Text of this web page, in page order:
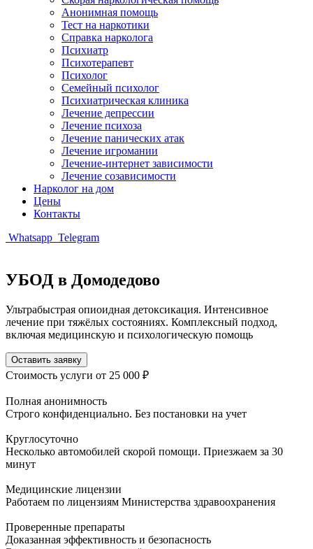
Анонимная помощь
Тест на наркотики
Справка нарколога
Психиатр
Психотерапевт
Психолог
Семейный психолог
Психиатрическая клиника
Лечение депрессии
Лечение психоза
Лечение панических атак
Лечение игромании
Лечение-интернет зависимости
Лечение созависимости
Нарколог на дом
Цены
Контакты
Whatsapp Telegram
УБОД в Домодедово
Ультрабыстрая опиоидная детоксикация. Интенсивное
лечение при тяжёлых состояниях. Комплексный подход,
включая медицинскую и психологическую помощь
Оставить заявку
Стоимость услуги от 25 000 ₽
Полная анонимность
Строго конфиденциально. Без постановки на учет
Круглосуточно
Несколько автомобилей скорой помощи. Приезжаем за 30
минут
Медицинские лицензии
Работаем по лицензиям Министерства здравоохранения
Проверенные препараты
Доказанная эффективность и безопасность